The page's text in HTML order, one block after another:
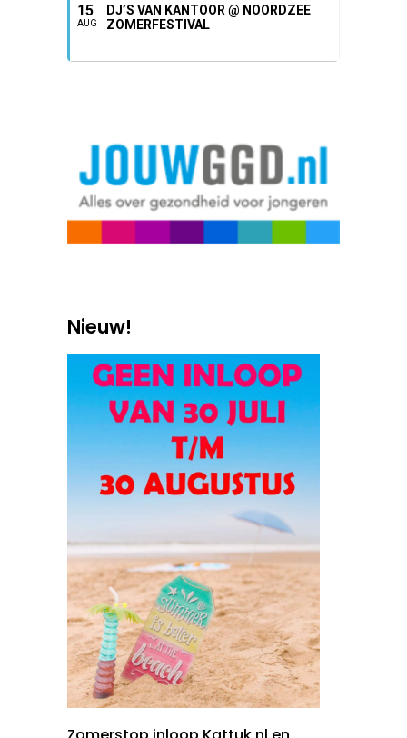
15
AUG
DJ’S VAN KANTOOR @ NOORDZEE
ZOMERFESTIVAL
Nieuw!